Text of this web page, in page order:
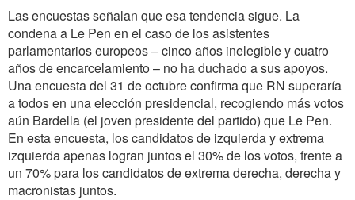
Las encuestas señalan que esa tendencia sigue. La
condena a Le Pen en el caso de los asistentes
parlamentarios europeos – cinco años inelegible y cuatro
años de encarcelamiento – no ha duchado a sus apoyos.
Una encuesta del 31 de octubre confirma que RN superaría
a todos en una elección presidencial, recogiendo más votos
aún Bardella (el joven presidente del partido) que Le Pen.
En esta encuesta, los candidatos de izquierda y extrema
izquierda apenas logran juntos el 30% de los votos, frente a
un 70% para los candidatos de extrema derecha, derecha y
macronistas juntos.